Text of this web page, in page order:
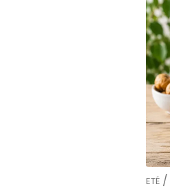
ETÉ /